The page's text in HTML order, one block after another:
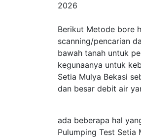
2026
Berikut Metode bore
scanning/pencarian
bawah tanah untuk
kegunaanya untuk
Setia Mulya Bekasi
dan besar debit air
ada beberapa hal
Pulumping Test Setia